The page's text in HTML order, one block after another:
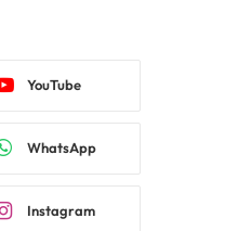
YouTube
WhatsApp
Instagram